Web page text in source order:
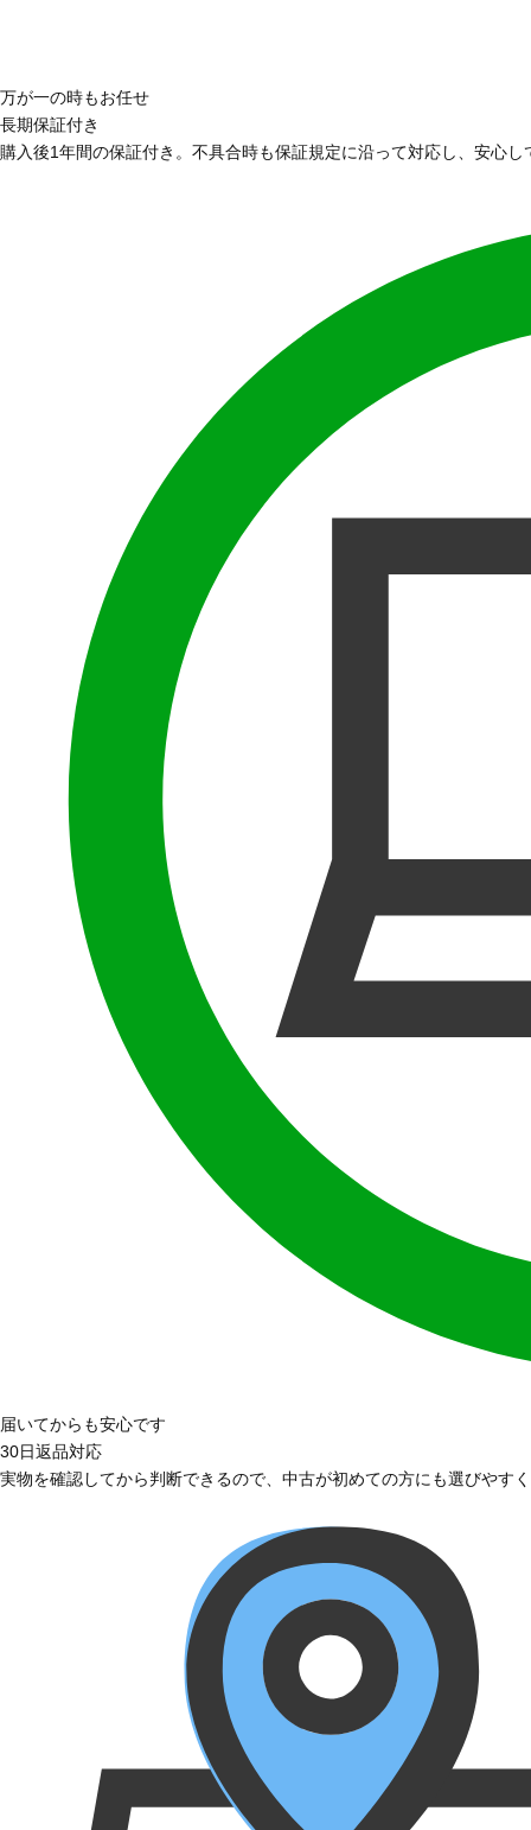
万が一の時もお任せ
長期保証付き
購入後1年間の保証付き。不具合時も保証規定に沿って対応し、安心
届いてからも安心です
30日返品対応
実物を確認してから判断できるので、中古が初めての方にも選びやす